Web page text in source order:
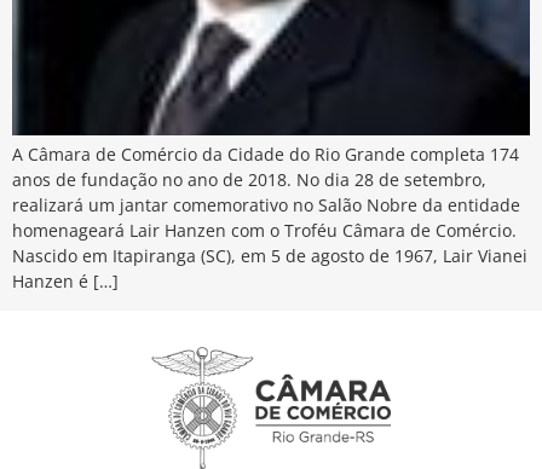
A Câmara de Comércio da Cidade do Rio Grande completa 174
anos de fundação no ano de 2018. No dia 28 de setembro,
realizará um jantar comemorativo no Salão Nobre da entidade
homenageará Lair Hanzen com o Troféu Câmara de Comércio.
Nascido em Itapiranga (SC), em 5 de agosto de 1967, Lair Vianei
Hanzen é […]